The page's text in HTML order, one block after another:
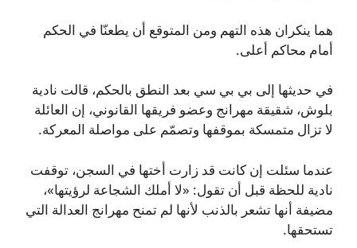
هما ينكران هذه التهم ومن المتوقع أن يطعنّا في الحكم
أمام محاكم أعلى.
في حديثها إلى بي بي سي بعد النطق بالحكم، قالت نادية
بلوش، شقيقة مهرانج وعضو فريقها القانوني، إن العائلة
لا تزال متمسكة بموقفها وتصمّم على مواصلة المعركة.
عندما سئلت إن كانت قد زارت أختها في السجن، توقفت
نادية للحظة قبل أن تقول: «لا أملك الشجاعة لرؤيتها»،
مضيفة أنها تشعر بالذنب لأنها لم تمنح مهرانج العدالة التي
تستحقها.